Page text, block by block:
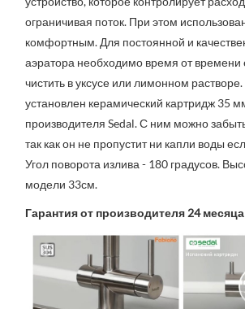
ограничивая поток. При этом
комфортным. Для постоянной и
аэратора необходимо время от времени
чистить в уксусе или лимонном
установлен керамический картридж 35
производителя Sedal. С ним можно
так как он не пропустит ни капли воды
Угол поворота излива - 180 градусов.
модели 33см.
Гарантия от производителя 24